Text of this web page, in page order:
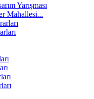
Yarışması
Mahallesi...